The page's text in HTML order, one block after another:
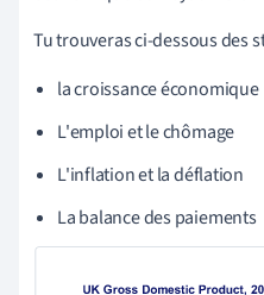
Tu trouveras ci-dessous des
la croissance économique
L'emploi et le chômage
L'inflation et la déflation
La balance des paiements